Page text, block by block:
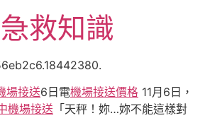
救知識
場接送6日電機場接送價格 11月6日，
機場接送 「天秤！妳…妳不能這樣對